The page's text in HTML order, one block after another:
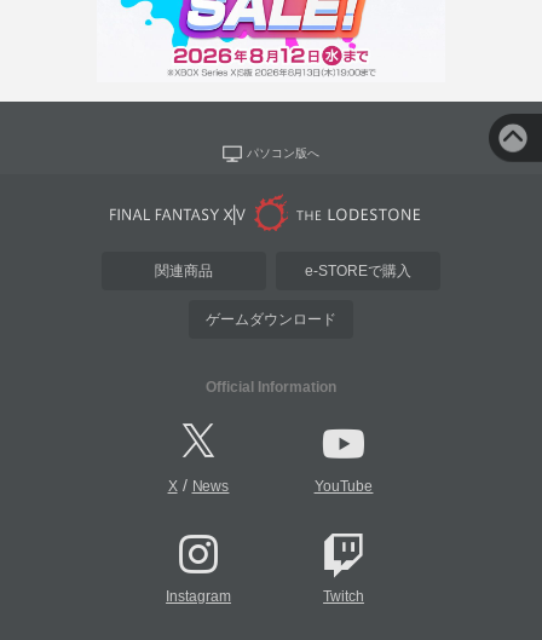
パソコン版へ
関連商品 e-STOREで購入
ゲームダウンロード
Official Information
X/ News YouTube
Instagram Twitch